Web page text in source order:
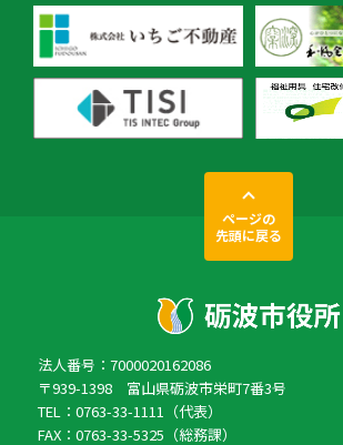
ページの
先頭に戻る
法人番号：7000020162086
〒939-1398 富山県砺波市栄町7番3号
TEL：0763-33-1111（代表）
FAX：0763-33-5325（総務課）